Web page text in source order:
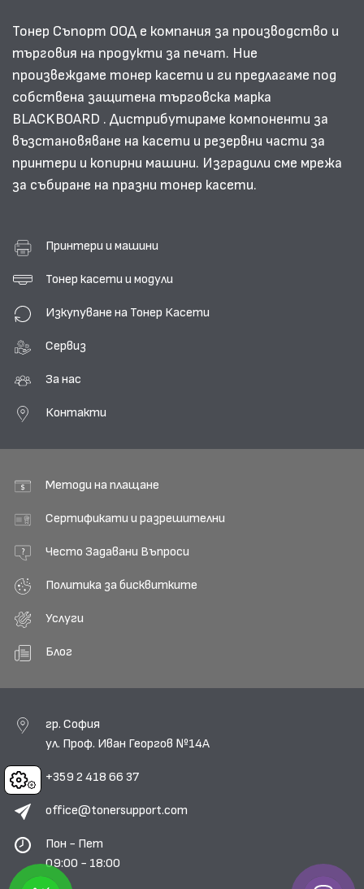
Cookies
Тонер Съпорт ООД е компания за производство и
търговия на продукти за печат. Ние
произвеждаме тонер касети и ги предлагаме под
собствена защитена търговска марка
BLACKBOARD . Дистрибутираме компоненти за
възстановяване на касети и резервни части за
принтери и копирни машини. Изградили сме мрежа
за събиране на празни тонер касети.
Принтери и машини
Тонер касети и модули
Изкупуване на Тонер Касети
Сервиз
За нас
Контакти
Методи на плащане
Сертификати и разрешителни
Често Задавани Въпроси
Политика за бисквитките
Услуги
Блог
гр. София
ул. Проф. Иван Георгов №14А
+359 2 418 66 37
office@tonersupport.com
Пон - Пет
09:00 - 18:00